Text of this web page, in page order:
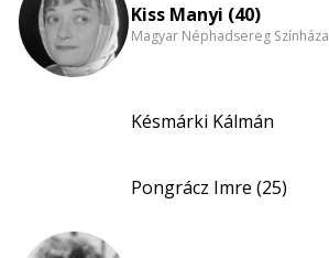
Kiss Manyi (40)
Magyar Néphadsereg
Késmárki Kálmán
Pongrácz Imre (25)